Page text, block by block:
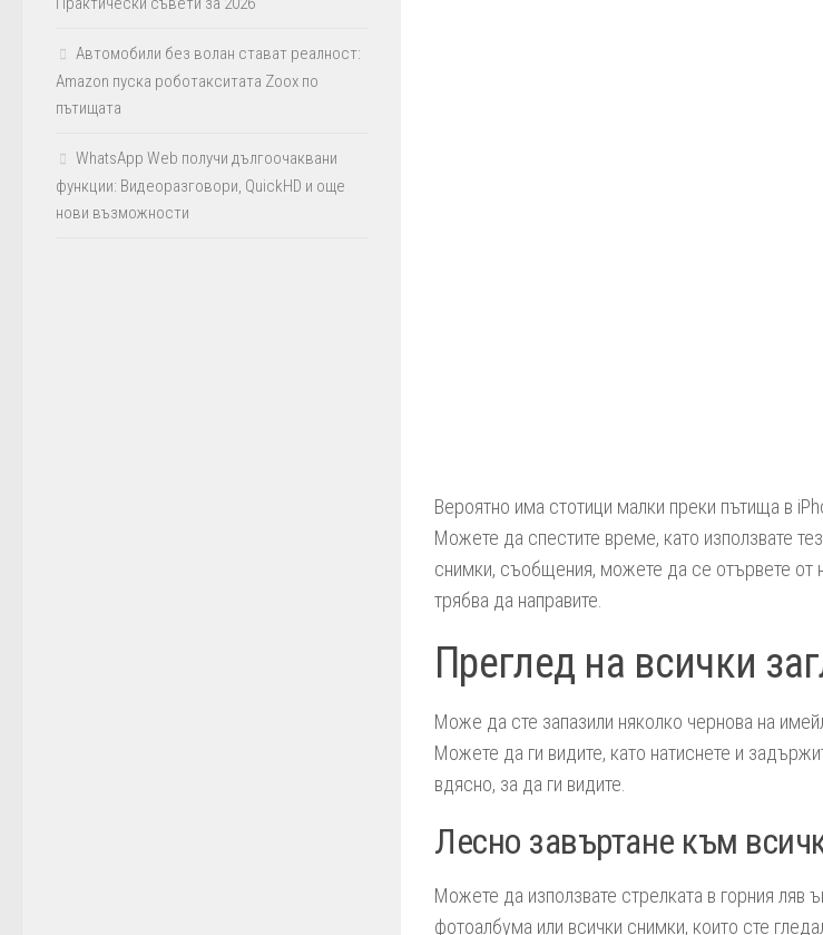
Вероятно има стотици малки преки пътища в
Можете да спестите време, като използвате
снимки, съобщения, можете да се отървете от
трябва да направите.
Преглед на всички
Може да сте запазили няколко чернова на
Можете да ги видите, като натиснете и
вдясно, за да ги видите.
Лесно завъртане към
Можете да използвате стрелката в горния ляв
фотоалбума или всички снимки, които сте
Автомобили без волан стават реалност:
Amazon пуска роботакситата Zoox по
пътищата
WhatsApp Web получи дългоочаквани
функции: Видеоразговори, QuickHD и още
нови възможности